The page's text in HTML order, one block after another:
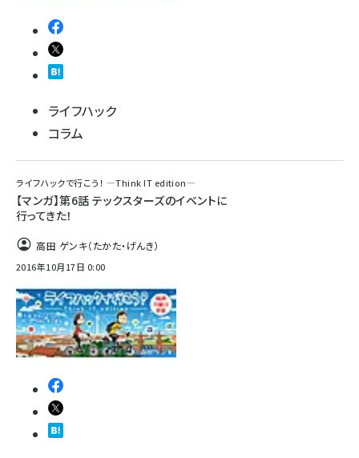
ライフハック
コラム
ライフハックで行こう！ ―Think IT edition―
【マンガ】第6話 テックスターズのイベントに
行ってきた！
高田 ゲンキ（たかた・げんき）
2016年10月17日 0:00